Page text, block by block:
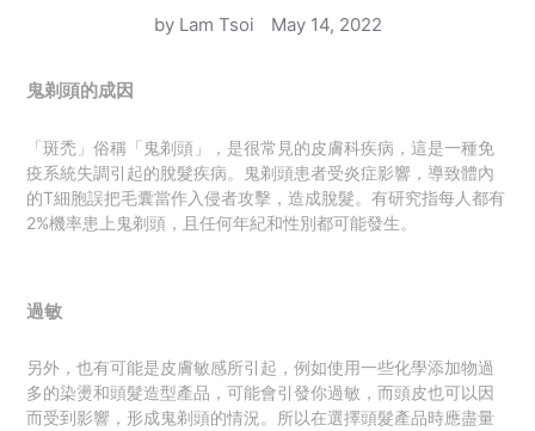
by Lam Tsoi May 14, 2022
鬼剃頭的成因
「斑禿」俗稱「鬼剃頭」，是很常見的皮膚科疾病，這是一種免
疫系統失調引起的脫髮疾病。鬼剃頭患者受炎症影響，導致體內
的T細胞誤把毛囊當作入侵者攻擊，造成脫髮。有研究指每人都有
2%機率患上鬼剃頭，且任何年紀和性別都可能發生。
過敏
另外，也有可能是皮膚敏感所引起，例如使用一些化學添加物過
多的染燙和頭髮造型產品，可能會引發你過敏，而頭皮也可以因
而受到影響，形成鬼剃頭的情況。所以在選擇頭髮產品時應盡量